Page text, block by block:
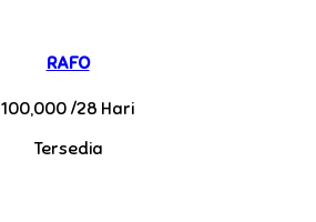
RAFO
100,000 /28 Hari
Tersedia